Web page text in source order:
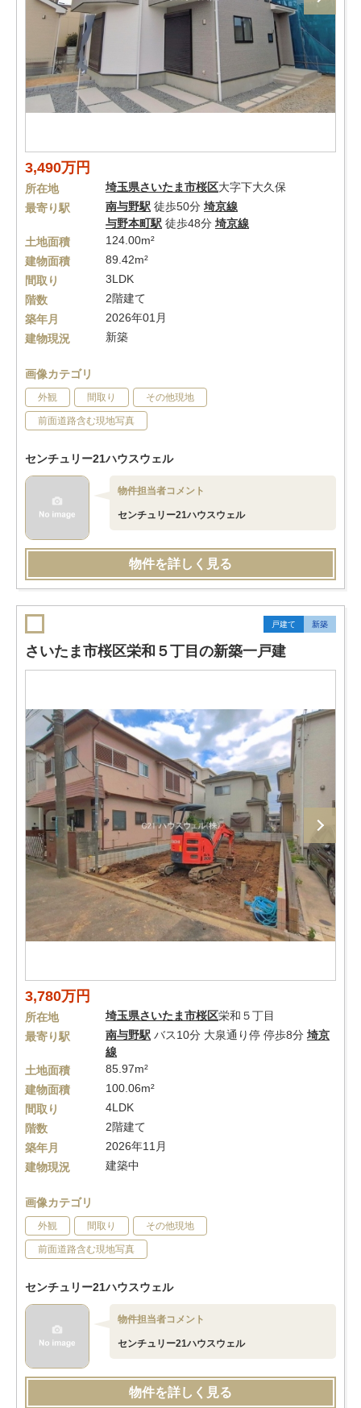
3,490万円
所在地 埼玉県さいたま市桜区大字下大久保
最寄り駅
南与野駅 徒歩50分 埼京線
与野本町駅 徒歩48分 埼京線
土地面積
124.00m²
建物面積
89.42m²
間取り
3LDK
階数
2階建て
築年月
2026年01月
建物現況
新築
画像カテゴリ
外観 間取り その他現地
前面道路含む現地写真
センチュリー21ハウスウェル
物件担当者コメント
センチュリー21ハウスウェル
物件を詳しく見る
戸建て 新築
さいたま市桜区栄和５丁目の新築一戸建
3,780万円
所在地 埼玉県さいたま市桜区栄和５丁目
最寄り駅
南与野駅 バス10分 大泉通り停 停歩8分 埼京
線
土地面積
85.97m²
建物面積
100.06m²
間取り
4LDK
階数
2階建て
築年月
2026年11月
建物現況
建築中
画像カテゴリ
外観 間取り その他現地
前面道路含む現地写真
センチュリー21ハウスウェル
物件担当者コメント
センチュリー21ハウスウェル
物件を詳しく見る